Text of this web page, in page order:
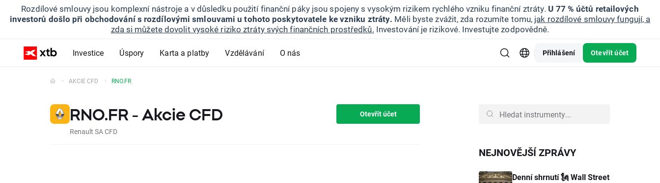
Rozdílové smlouvy jsou komplexní nástroje a v důsledku použití finanční páky jsou spojeny s vysokým rizikem rychlého vzniku finanční ztráty. U 77 % účtů retailových
investorů došlo při obchodování s rozdílovými smlouvami u tohoto poskytovatele ke vzniku ztráty. Měli byste zvážit, zda rozumíte tomu, jak rozdílové smlouvy fungují, a
zda si můžete dovolit vysoké riziko ztráty svých finančních prostředků. Investování je rizikové. Investujte zodpovědně.
Investice Úspory Karta a platby Vzdělávání O nás Přihlášení Otevřít účet
AKCIE CFD RNO.FR
RNO.FR - Akcie CFD
Renault SA CFD
Otevřít účet
NEJNOVĚJŠÍ ZPRÁVY
Denní shrnutí 🗽 Wall Street